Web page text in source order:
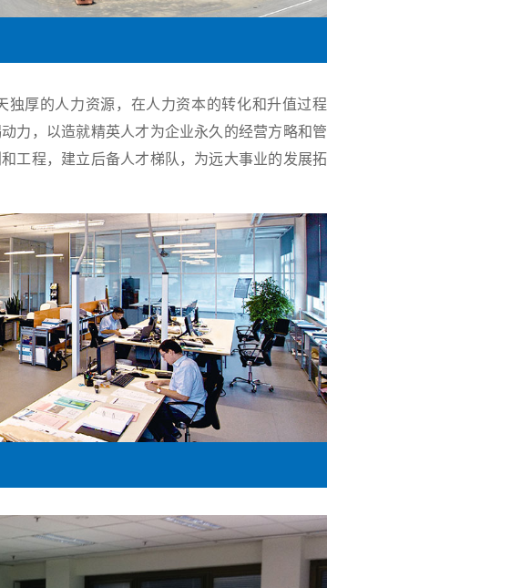
厚的人力资源，在人力资本的转化和升值过程
力，以造就精英人才为企业永久的经营方略和管
工程，建立后备人才梯队，为远大事业的发展拓